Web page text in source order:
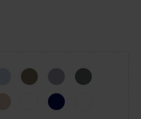
Calcite
Taupe-XPurple MoonCinza Ardósia
NAVY